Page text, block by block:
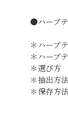
●ハーブ
＊ハーブ
＊ハーブ
＊選び方
＊抽出方
＊保存方